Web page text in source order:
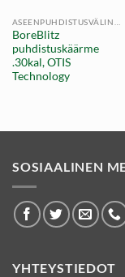
BoreBlitz
puhdistuskäärme
.30kal, OTIS
Technology
SOSIAALINEN
YHTEYSTIEDOT